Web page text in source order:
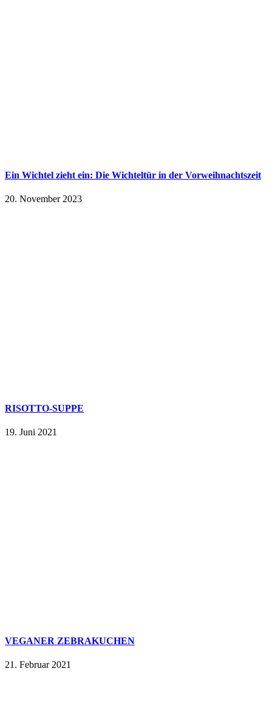
Ein Wichtel zieht ein: Die Wichteltür in der Vorweihnachtszeit
20. November 2023
RISOTTO-SUPPE
19. Juni 2021
VEGANER ZEBRAKUCHEN
21. Februar 2021